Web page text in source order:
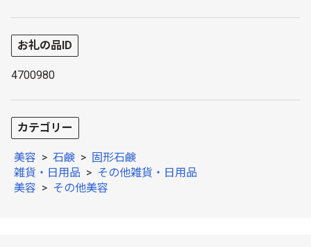
お礼の品ID
4700980
カテゴリー
美容 > 石鹸 > 固形石鹸
雑貨・日用品 > その他雑貨・日用品
美容 > その他美容